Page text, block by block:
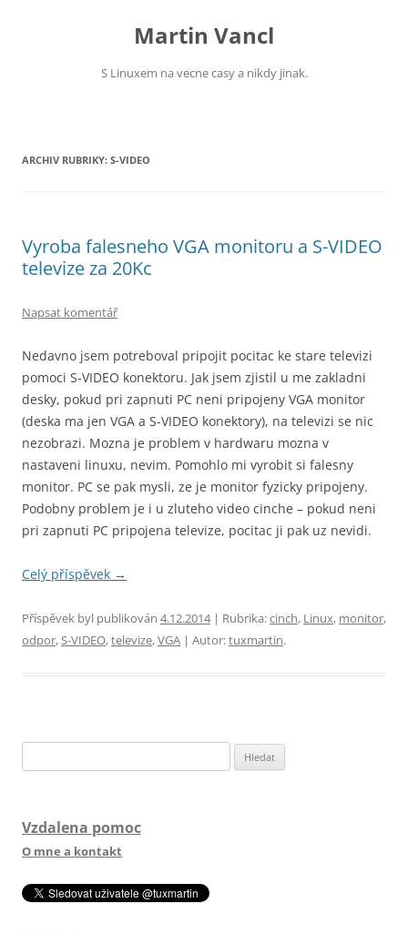
Martin Vancl
S Linuxem na vecne casy a nikdy jinak.
ARCHIV RUBRIKY: S-VIDEO
Vyroba falesneho VGA monitoru a S-VIDEO
televize za 20Kc
Napsat komentář
Nedavno jsem potreboval pripojit pocitac ke stare televizi
pomoci S-VIDEO konektoru. Jak jsem zjistil u me zakladni
desky, pokud pri zapnuti PC neni pripojeny VGA monitor
(deska ma jen VGA a S-VIDEO konektory), na televizi se nic
nezobrazi. Mozna je problem v hardwaru mozna v
nastaveni linuxu, nevim. Pomohlo mi vyrobit si falesny
monitor. PC se pak mysli, ze je monitor fyzicky pripojeny.
Podobny problem je i u zluteho video cinche – pokud neni
pri zapnuti PC pripojena televize, pocitac ji pak uz nevidi.
Celý příspěvek →
Příspěvek byl publikován 4.12.2014| Rubrika:cinch, Linux, monitor,
odpor,S-VIDEO,televize,VGA | Autor:tuxmartin.
Vzdalena pomoc
O mne a kontakt